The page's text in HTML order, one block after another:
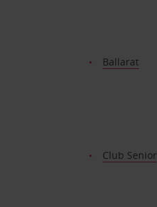
Ballarat
Club Senior